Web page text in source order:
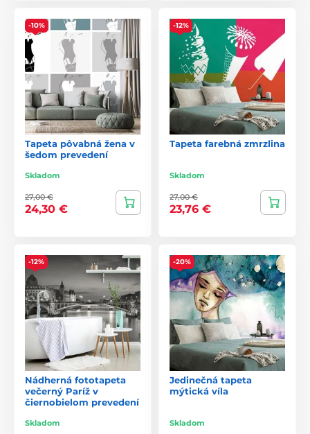
-10%
Tapeta pôvabná žena v
šedom prevedení
Skladom
27,00 €
24,30 €
-12%
Tapeta farebná zmrzlina
Skladom
27,00 €
23,76 €
-12%
Nádherná fototapeta
večerný Paríž v
čiernobielom prevedení
Skladom
-20%
Jedinečná tapeta
mýtická víla
Skladom